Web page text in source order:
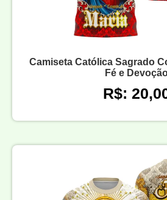
Camiseta Católica Sagrado
Fé e
R$: